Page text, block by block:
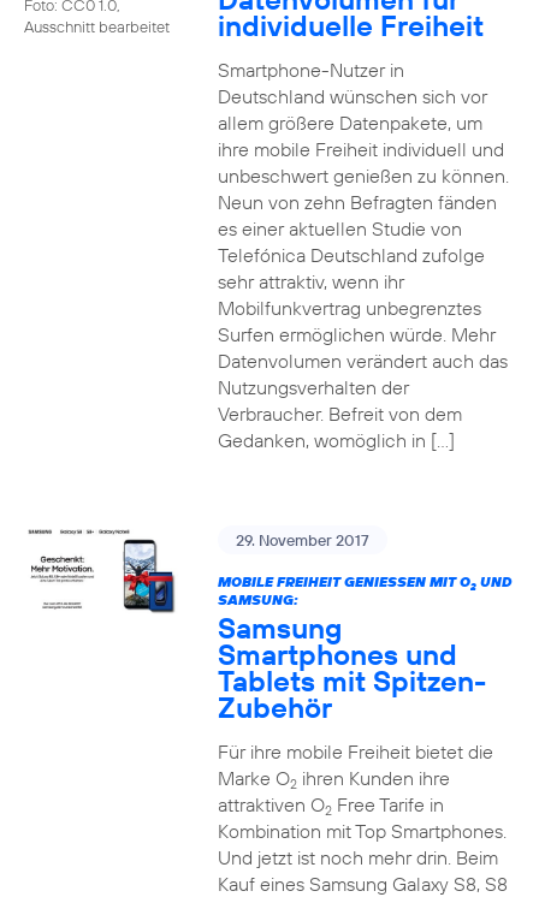
Foto: CC0 1.0,
Ausschnitt bearbeitet
individuelle Freiheit
Smartphone-Nutzer in
Deutschland wünschen sich vor
allem größere Datenpakete, um
ihre mobile Freiheit individuell und
unbeschwert genießen zu können.
Neun von zehn Befragten fänden
es einer aktuellen Studie von
Telefónica Deutschland zufolge
sehr attraktiv, wenn ihr
Mobilfunkvertrag unbegrenztes
Surfen ermöglichen würde. Mehr
Datenvolumen verändert auch das
Nutzungsverhalten der
Verbraucher. Befreit von dem
Gedanken, womöglich in […]
29. November 2017
MOBILE FREIHEIT GENIESSEN MIT O 2UND
SAMSUNG:
Samsung
Smartphones und
Tablets mit Spitzen-
Zubehör
Für ihre mobile Freiheit bietet die
Marke O2ihren Kunden ihre
attraktiven O2Free Tarife in
Kombination mit Top Smartphones.
Und jetzt ist noch mehr drin. Beim
Kauf eines Samsung Galaxy S8, S8